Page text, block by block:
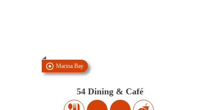
Marina Bay
54 Dining & Café